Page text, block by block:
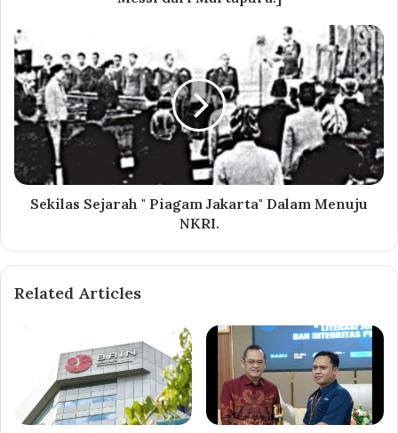
Sekilas Sejarah " Piagam Jakarta" Dalam Menuju
NKRI.
Related Articles